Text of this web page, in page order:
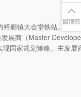
回顶部
廊镇大会堂铁站。它们
展商（Master
国家规划策略。主发展